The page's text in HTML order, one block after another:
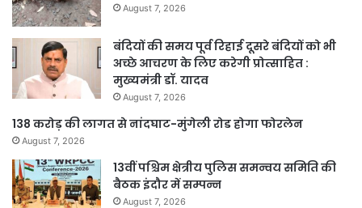
August 7, 2026
बंदियों की समय पूर्व रिहाई दूसरे बंदियों को भी
अच्छे आचरण के लिए करेगी प्रोत्साहित :
मुख्यमंत्री डॉ. यादव
August 7, 2026
138 करोड़ की लागत से नांदघाट-मुंगेली रोड होगा फोरलेन
August 7, 2026
13वीं पश्चिम क्षेत्रीय पुलिस समन्वय समिति की
बैठक इंदौर में सम्पन्न
August 7, 2026